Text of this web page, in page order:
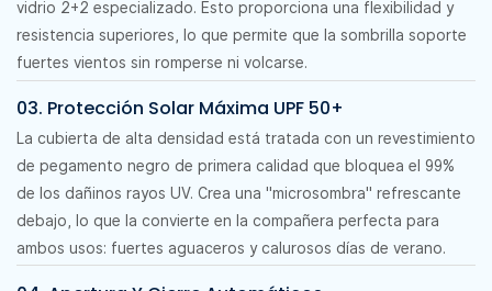
vidrio 2+2 especializado. Esto proporciona una flexibilidad y
resistencia superiores, lo que permite que la sombrilla soporte
fuertes vientos sin romperse ni volcarse.
03. Protección Solar Máxima UPF 50+
La cubierta de alta densidad está tratada con un revestimiento
de pegamento negro de primera calidad que bloquea el 99%
de los dañinos rayos UV. Crea una "microsombra" refrescante
debajo, lo que la convierte en la compañera perfecta para
ambos usos: fuertes aguaceros y calurosos días de verano.